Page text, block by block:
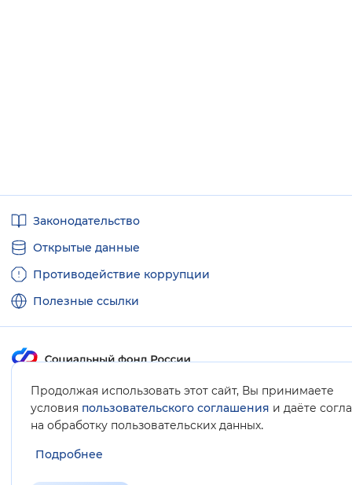
Продолжая использовать этот сайт, Вы принимаете
условия пользовательского соглашения и даёте
на обработку пользовательских данных.
Подробнее
ссылкиЗаконодательство
Открытые данные
Противодействие коррупции
Полезные ссылки
Карта сайта